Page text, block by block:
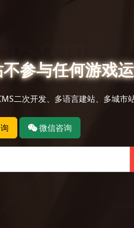
参与任何游戏
二次开发、多语言建站、多城市
微信咨询